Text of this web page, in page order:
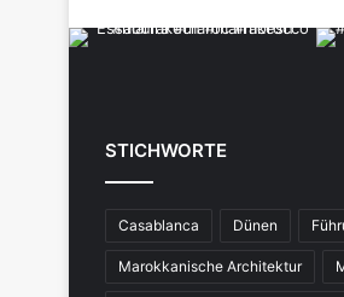
STICHWORTE
Casablanca Dünen
Marokkanische Architektur